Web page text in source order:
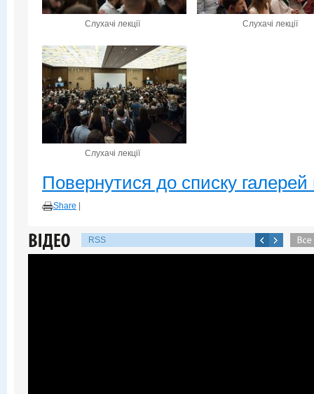
Слухачі лекції Слухачі лекції
Слухачі лекції
Повернутися до списку галерей
Share
RSS